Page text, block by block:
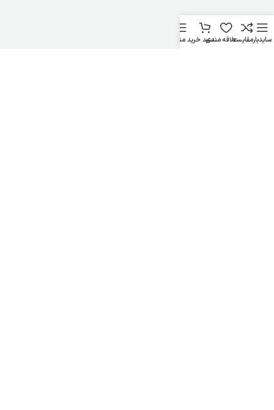
سایدبارمقایسهعلاقه مندیسبد خریدمنو